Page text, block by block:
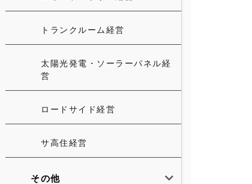
トランクルーム経営
太陽光発電・ソーラーパネル経
営
ロードサイド経営
サ高住経営
その他